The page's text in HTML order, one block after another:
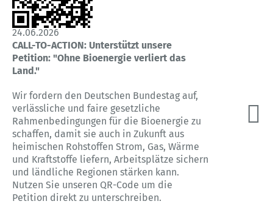
24.06.2026
CALL-TO-ACTION: Unterstützt unsere
Petition: "Ohne Bioenergie verliert das
Land."
Wir fordern den Deutschen Bundestag auf,
verlässliche und faire gesetzliche
Rahmenbedingungen für die Bioenergie zu
schaffen, damit sie auch in Zukunft aus
heimischen Rohstoffen Strom, Gas, Wärme
und Kraftstoffe liefern, Arbeitsplätze sichern
und ländliche Regionen stärken kann.
Nutzen Sie unseren QR-Code um die
Petition direkt zu unterschreiben.